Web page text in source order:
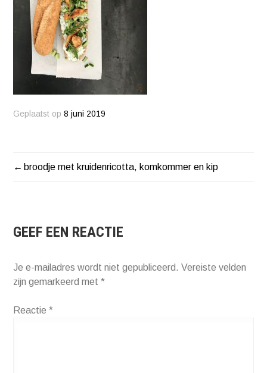
Geplaatst op8 juni 2019
BERICHT
broodje met kruidenricotta, komkommer en kip
GEEF EEN REACTIE
Je e-mailadres wordt niet gepubliceerd. Vereiste velden
zijn gemarkeerd met*
Reactie*